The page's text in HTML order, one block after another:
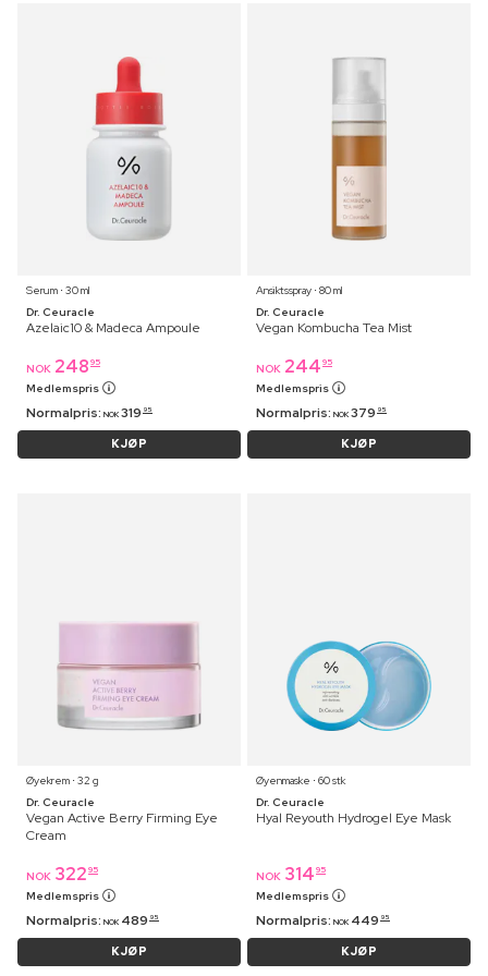
Serum ⋅ 30 ml
Dr. Ceuracle
Azelaic10 & Madeca Ampoule
NOK 248 95
Medlemspris
Normalpris: NOK 319 95
KJØP
Ansiktsspray ⋅ 80 ml
Dr. Ceuracle
Vegan Kombucha Tea Mist
NOK 244 95
Medlemspris
Normalpris: NOK 379 95
KJØP
Øyekrem ⋅ 32 g
Dr. Ceuracle
Vegan Active Berry Firming Eye
Cream
NOK 322 95
Medlemspris
Normalpris: NOK 489 95
KJØP
Øyenmaske ⋅ 60 stk
Dr. Ceuracle
Hyal Reyouth Hydrogel Eye Mask
NOK 314 95
Medlemspris
Normalpris: NOK 449 95
KJØP